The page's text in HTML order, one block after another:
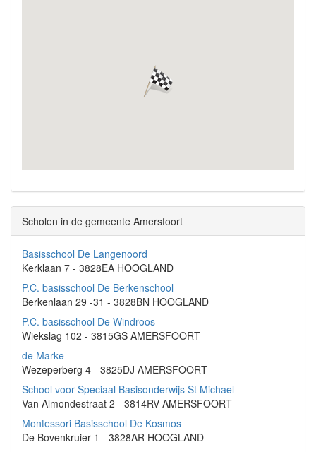
Scholen in de gemeente Amersfoort
Basisschool De Langenoord
Kerklaan 7 - 3828EA HOOGLAND
P.C. basisschool De Berkenschool
Berkenlaan 29 -31 - 3828BN HOOGLAND
P.C. basisschool De Windroos
Wiekslag 102 - 3815GS AMERSFOORT
de Marke
Wezeperberg 4 - 3825DJ AMERSFOORT
School voor Speciaal Basisonderwijs St Michael
Van Almondestraat 2 - 3814RV AMERSFOORT
Montessori Basisschool De Kosmos
De Bovenkruier 1 - 3828AR HOOGLAND